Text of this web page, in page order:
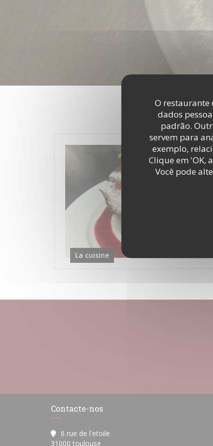
O restaurante
dados
padrão.
servem para
exemplo,
Clique em 'OK,
Você pode
La cuisine
Contacte-nos
6 rue de l'etoile
31000 toulouse